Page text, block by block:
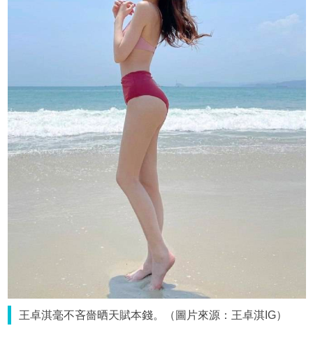
王卓淇毫不吝嗇晒天賦本錢。（圖片來源：王卓淇IG）